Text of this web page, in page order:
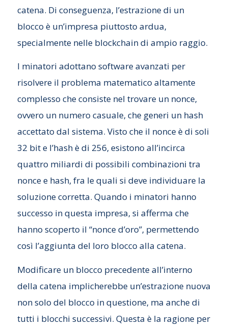
catena. Di conseguenza, l’estrazione di un
blocco è un’impresa piuttosto ardua,
specialmente nelle blockchain di ampio raggio.
I minatori adottano software avanzati per
risolvere il problema matematico altamente
complesso che consiste nel trovare un nonce,
ovvero un numero casuale, che generi un hash
accettato dal sistema. Visto che il nonce è di soli
32 bit e l’hash è di 256, esistono all’incirca
quattro miliardi di possibili combinazioni tra
nonce e hash, fra le quali si deve individuare la
soluzione corretta. Quando i minatori hanno
successo in questa impresa, si afferma che
hanno scoperto il “nonce d’oro”, permettendo
così l’aggiunta del loro blocco alla catena.
Modificare un blocco precedente all’interno
della catena implicherebbe un’estrazione nuova
non solo del blocco in questione, ma anche di
tutti i blocchi successivi. Questa è la ragione per